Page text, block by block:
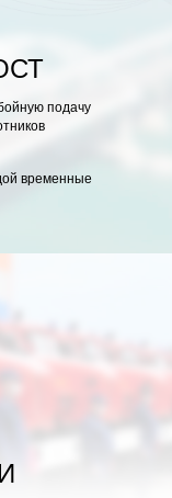
подачу
временные
разработчик